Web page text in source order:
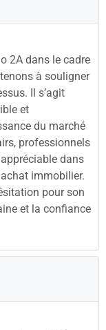
2A dans le cadre
à souligner
Il s’agit
et
du marché
professionnels
dans
immobilier.
pour son
et la confiance